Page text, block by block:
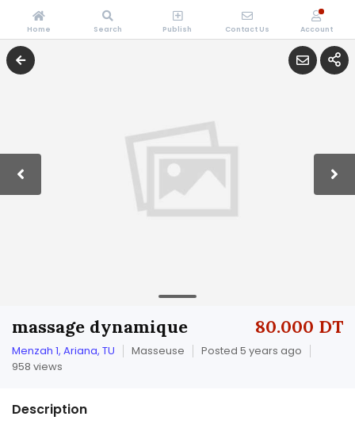
80.000 DT
massage dynamique
Menzah 1, Ariana, TU Masseuse
Posted 5 years ago
958 views
Description
Home Search Publish Contact Us Account